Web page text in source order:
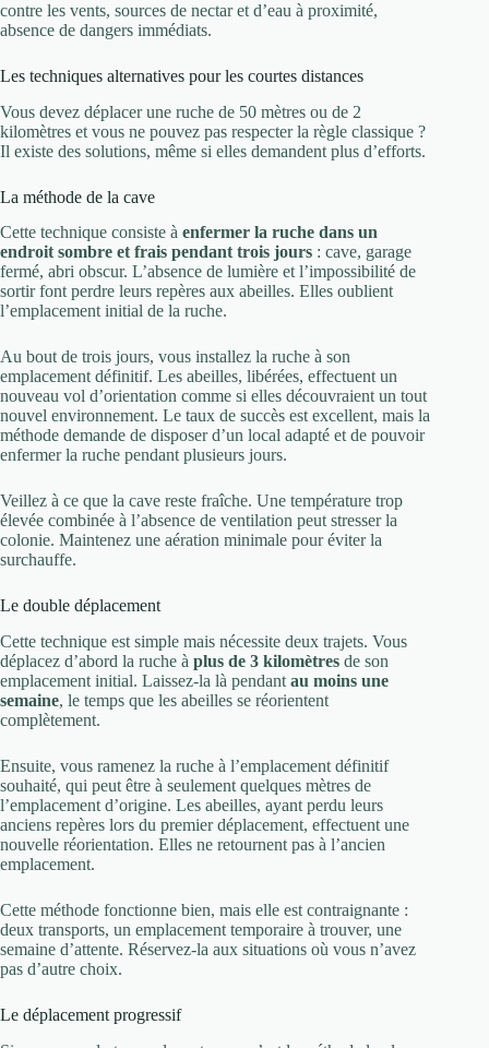
contre les vents, sources de nectar et d’eau à proximité,
absence de dangers immédiats.
Les techniques alternatives pour les courtes distances
Vous devez déplacer une ruche de 50 mètres ou de 2
kilomètres et vous ne pouvez pas respecter la règle classique ?
Il existe des solutions, même si elles demandent plus d’efforts.
La méthode de la cave
Cette technique consiste à enfermer la ruche dans un
endroit sombre et frais pendant trois jours : cave, garage
fermé, abri obscur. L’absence de lumière et l’impossibilité de
sortir font perdre leurs repères aux abeilles. Elles oublient
l’emplacement initial de la ruche.
Au bout de trois jours, vous installez la ruche à son
emplacement définitif. Les abeilles, libérées, effectuent un
nouveau vol d’orientation comme si elles découvraient un tout
nouvel environnement. Le taux de succès est excellent, mais la
méthode demande de disposer d’un local adapté et de pouvoir
enfermer la ruche pendant plusieurs jours.
Veillez à ce que la cave reste fraîche. Une température trop
élevée combinée à l’absence de ventilation peut stresser la
colonie. Maintenez une aération minimale pour éviter la
surchauffe.
Le double déplacement
Cette technique est simple mais nécessite deux trajets. Vous
déplacez d’abord la ruche à plus de 3 kilomètres de son
emplacement initial. Laissez-la là pendant au moins une
semaine, le temps que les abeilles se réorientent
complètement.
Ensuite, vous ramenez la ruche à l’emplacement définitif
souhaité, qui peut être à seulement quelques mètres de
l’emplacement d’origine. Les abeilles, ayant perdu leurs
anciens repères lors du premier déplacement, effectuent une
nouvelle réorientation. Elles ne retournent pas à l’ancien
emplacement.
Cette méthode fonctionne bien, mais elle est contraignante :
deux transports, un emplacement temporaire à trouver, une
semaine d’attente. Réservez-la aux situations où vous n’avez
pas d’autre choix.
Le déplacement progressif